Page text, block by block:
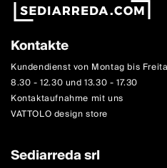
Kontakte
Kundendienst von Montag bis
8.30 - 12.30 und 13.30 - 17.30
Kontaktaufnahme mit uns
VATTOLO design store
Sediarreda srl